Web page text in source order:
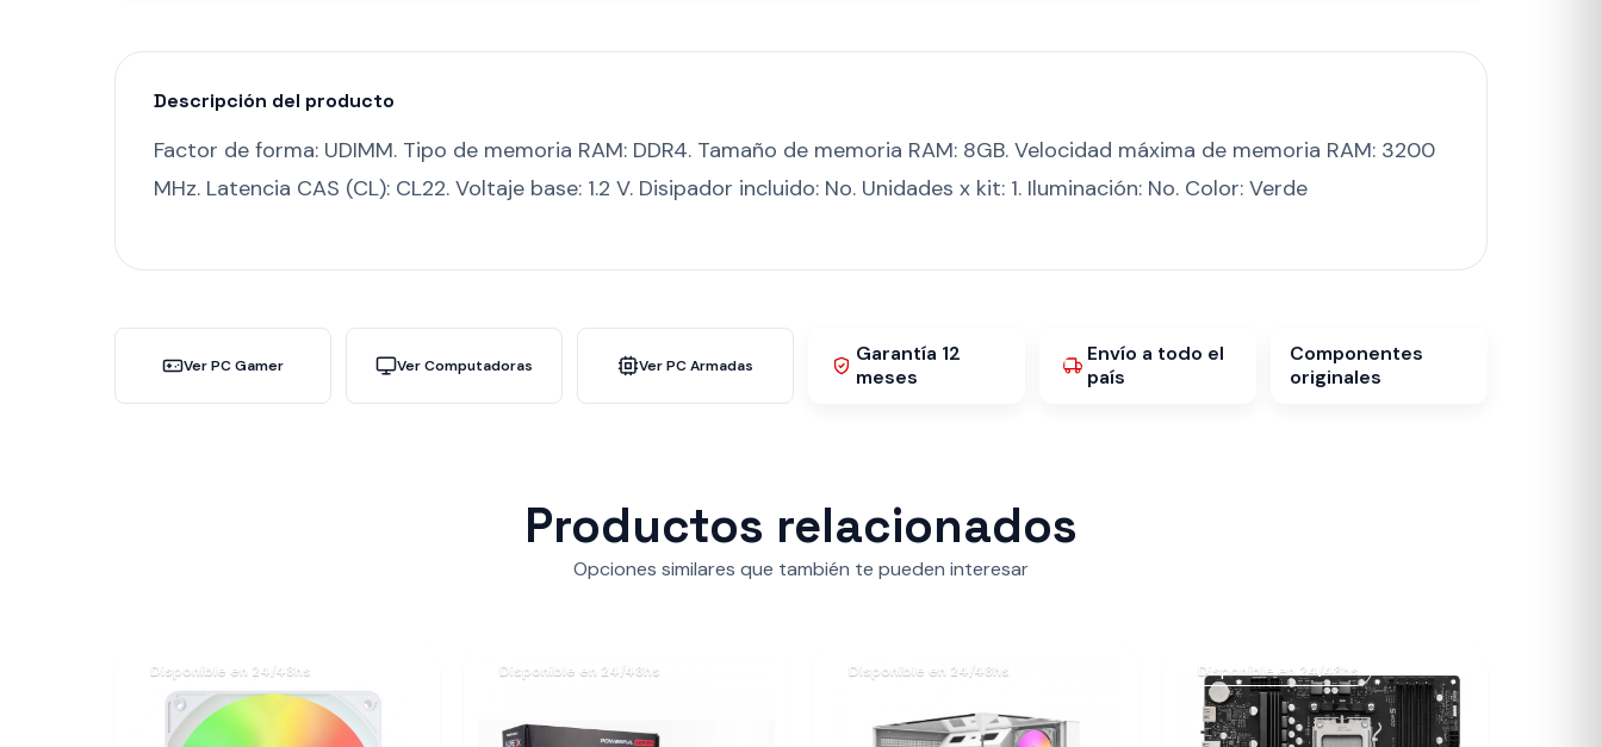
Descripción del producto
Factor de forma: UDIMM. Tipo de memoria RAM: DDR4. Tamaño de memoria RAM: 8GB. Velocidad máxima de memoria RAM: 3200
MHz. Latencia CAS (CL): CL22. Voltaje base: 1.2 V. Disipador incluido: No. Unidades x kit: 1. Iluminación: No. Color: Verde
Ver PC Gamer Ver Computadoras Ver PC Armadas
Garantía 12
meses
Envío a todo el
país
Componentes
originales
Productos relacionados
Opciones similares que también te pueden interesar
Disponible en 24/48hs Disponible en 24/48hs Disponible en 24/48hs Disponible en 24/48hs